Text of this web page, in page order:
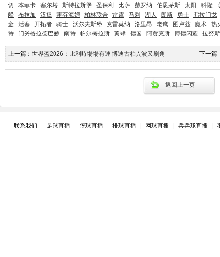
切
本菲卡 塞尔塔 斯特拉斯堡 圣保利 比萨 赫罗纳 伯恩茅斯 太阳 科隆
船
布拉加 汉堡 霍芬海姆 柏林联合 雷霆 马刺 湖人 朗斯 勇士
弗拉门戈
金
活塞 开拓者 骑士 沃尔夫斯堡 克雷莫纳 洛里昂 老鹰 图卢兹 魔术
热
特
门兴格拉德巴赫 南特 帕尔梅拉斯 黄蜂 德国 阿贾克斯 博德闪耀 拉努斯
上一篇： 世界盃2026：比利時場場有運 博迪古柏入波又刷角_星島日報 下一篇
返回上一页
联系我们 足球直播 篮球直播 排球直播 网球直播 兵乒球直播